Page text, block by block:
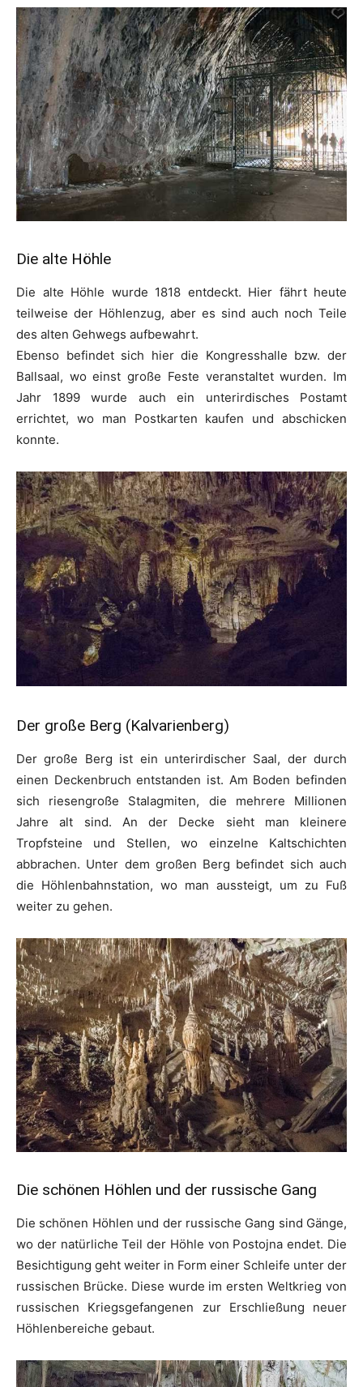
Die alte Höhle
Die alte Höhle wurde 1818 entdeckt. Hier fährt heute
teilweise der Höhlenzug, aber es sind auch noch Teile
des alten Gehwegs aufbewahrt.
Ebenso befindet sich hier die Kongresshalle bzw. der
Ballsaal, wo einst große Feste veranstaltet wurden. Im
Jahr 1899 wurde auch ein unterirdisches Postamt
errichtet, wo man Postkarten kaufen und abschicken
konnte.
Der große Berg (Kalvarienberg)
Der große Berg ist ein unterirdischer Saal, der durch
einen Deckenbruch entstanden ist. Am Boden befinden
sich riesengroße Stalagmiten, die mehrere Millionen
Jahre alt sind. An der Decke sieht man kleinere
Tropfsteine und Stellen, wo einzelne Kaltschichten
abbrachen. Unter dem großen Berg befindet sich auch
die Höhlenbahnstation, wo man aussteigt, um zu Fuß
weiter zu gehen.
Die schönen Höhlen und der russische Gang
Die schönen Höhlen und der russische Gang sind Gänge,
wo der natürliche Teil der Höhle von Postojna endet. Die
Besichtigung geht weiter in Form einer Schleife unter der
russischen Brücke. Diese wurde im ersten Weltkrieg von
russischen Kriegsgefangenen zur Erschließung neuer
Höhlenbereiche gebaut.